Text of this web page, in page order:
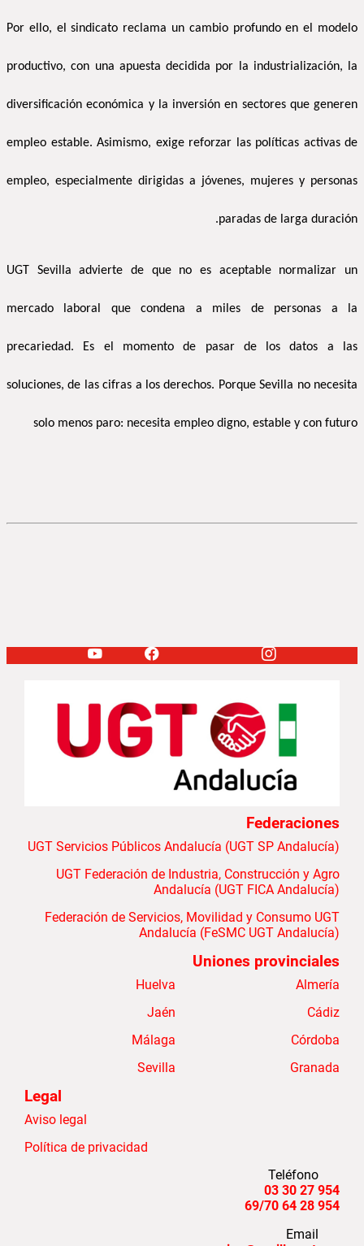
Por ello, el sindicato reclama un cambio profundo en el modelo
productivo, con una apuesta decidida por la industrialización, la
diversificación económica y la inversión en sectores que generen
empleo estable. Asimismo, exige reforzar las políticas activas de
empleo, especialmente dirigidas a jóvenes, mujeres y personas
paradas de larga duración.
UGT Sevilla advierte de que no es aceptable normalizar un
mercado laboral que condena a miles de personas a la
precariedad. Es el momento de pasar de los datos a las
soluciones, de las cifras a los derechos. Porque Sevilla no necesita
solo menos paro: necesita empleo digno, estable y con futuro
Federaciones
UGT Servicios Públicos Andalucía (UGT SP Andalucía)
UGT Federación de Industria, Construcción y Agro
Andalucía (UGT FICA Andalucía)
Federación de Servicios, Movilidad y Consumo UGT
Andalucía (FeSMC UGT Andalucía)
Uniones provinciales
Almería
Cádiz
Córdoba
Granada
Huelva
Jaén
Málaga
Sevilla
Legal
Aviso legal
Política de privacidad
Teléfono
954 27 30 03
954 28 64 69/70
Email